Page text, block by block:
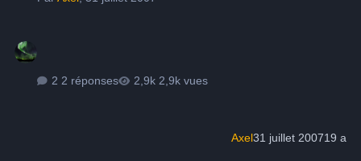
2 réponses 2,9k vues
Axel31 juillet 200719 a